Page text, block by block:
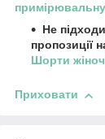
Не
пропозиції
Шорти
Приховати